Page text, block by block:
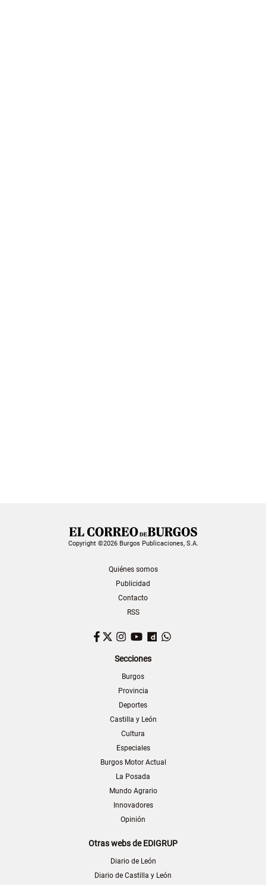
Copyright ©2026 Burgos Publicaciones, S.A.
Quiénes somos
Publicidad
Contacto
RSS
Facebook
TwitterInstagram
YouTubeDailymotion
Secciones
Burgos
Provincia
Deportes
Castilla y León
Cultura
Especiales
Burgos Motor Actual
La Posada
Mundo Agrario
Innovadores
Opinión
Otras webs de EDIGRUP
Diario de León
Diario de Castilla y León